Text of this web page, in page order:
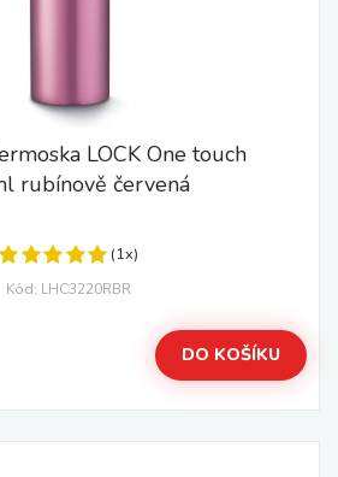
LOCK One touch
rubínově červená
(1x)
Kód: LHC3220RBR
DO KOŠÍKU